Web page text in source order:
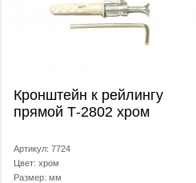
Кронштейн к рейлингу
прямой Т-2802 хром
Артикул: 7724
Цвет: хром
Размер: мм